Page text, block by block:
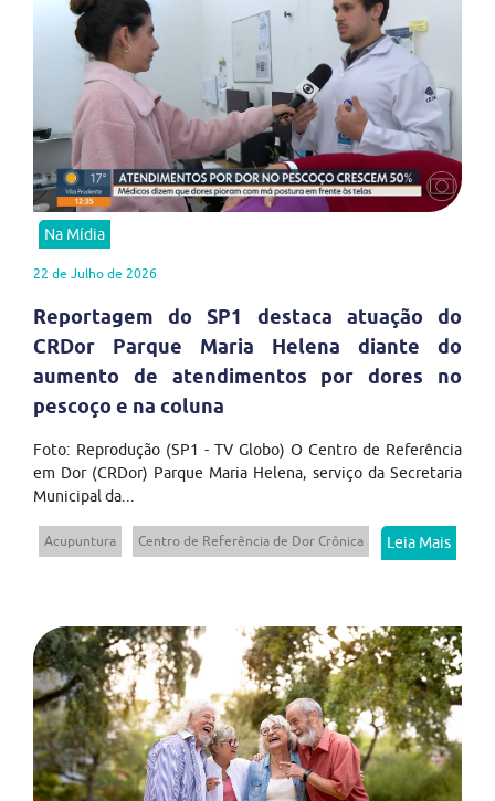
Na Mídia
22 de Julho de 2026
Reportagem do SP1 destaca atuação do
CRDor Parque Maria Helena diante do
aumento de atendimentos por dores no
pescoço e na coluna
Foto: Reprodução (SP1 - TV Globo) O Centro de Referência
em Dor (CRDor) Parque Maria Helena, serviço da Secretaria
Municipal da...
Acupuntura Centro de Referência de Dor Crônica Leia Mais